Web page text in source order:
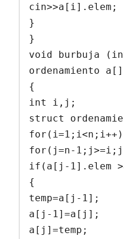
cin>>a[i].elem;
}
}
void burbuja
ordenamiento
{
int i,j;
struct
for(i=1;i<n;i++)
for(j=n-
if(a[j-1].elem
{
temp=a[j-1];
a[j-1]=a[j];
a[j]=temp;